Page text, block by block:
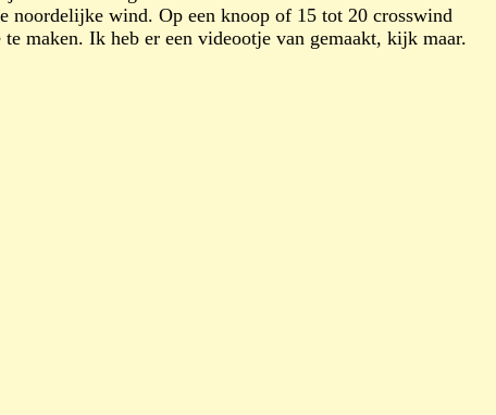
noordelijke wind. Op een knoop of 15 tot 20 crosswind
maken. Ik heb er een videootje van gemaakt, kijk maar.